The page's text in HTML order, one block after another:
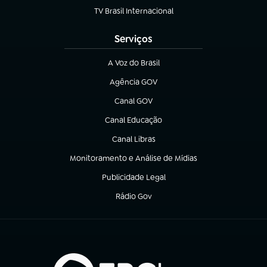
TV Brasil Internacional
(abre em nova aba)
Serviços
A Voz do Brasil
(abre em nova aba)
Agência GOV
(abre em nova aba)
Canal GOV
(abre em nova aba)
Canal Educação
(abre em nova aba)
Canal Libras
(abre em nova aba)
Monitoramento e Análise de Mídias
(abre em nova aba)
Publicidade Legal
(abre em nova aba)
Rádio Gov
(abre em nova aba)